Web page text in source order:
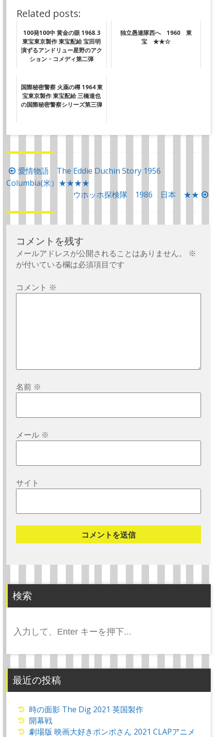
Related posts:
100発100中 黄金の眼 1968.3
東宝東京製作 東宝配給 宝田明
演ずるアンドリュー星野のアク
ション・コメディ第二弾
独立愚連隊西へ 1960 東
宝 ★★☆
国際秘密警察 火薬の樽 1964 東
宝東京製作 東宝配給 三橋達也
の国際秘密警察シリーズ第三弾
投
稿
ビ
ゲ
愛情物語 The Eddie Duchin Story 1956
Columbia(米）★★★★
ウホッホ探検隊 1986 日本 ★★
コメントを残す
メールアドレスが公開されることはありません。
※
が付いている欄は必須項目です
コメント ※
名前 ※
メール ※
サイト
検索
索:
最近の投稿
時の面影 The Dig 2021 英国製作
開幕戦
劇場版 映画大好きポンポさん 2021 CLAPアニメ